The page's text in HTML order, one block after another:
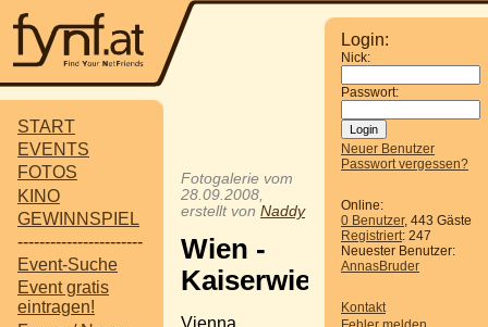
START
EVENTS
FOTOS
KINO
GEWINNSPIEL
-----------------------
Event-Suche
Event gratis
eintragen!
Login:
Nick:
Passwort:
Neuer Benutzer
Passwort vergessen?
Online:
0 Benutzer, 443 Gäste
Registriert: 247
Neuester Benutzer:
AnnasBruder
Kontakt
Fotogalerie vom
28.09.2008,
erstellt von Naddy
Wien -
Kaiserwiese
Vienna